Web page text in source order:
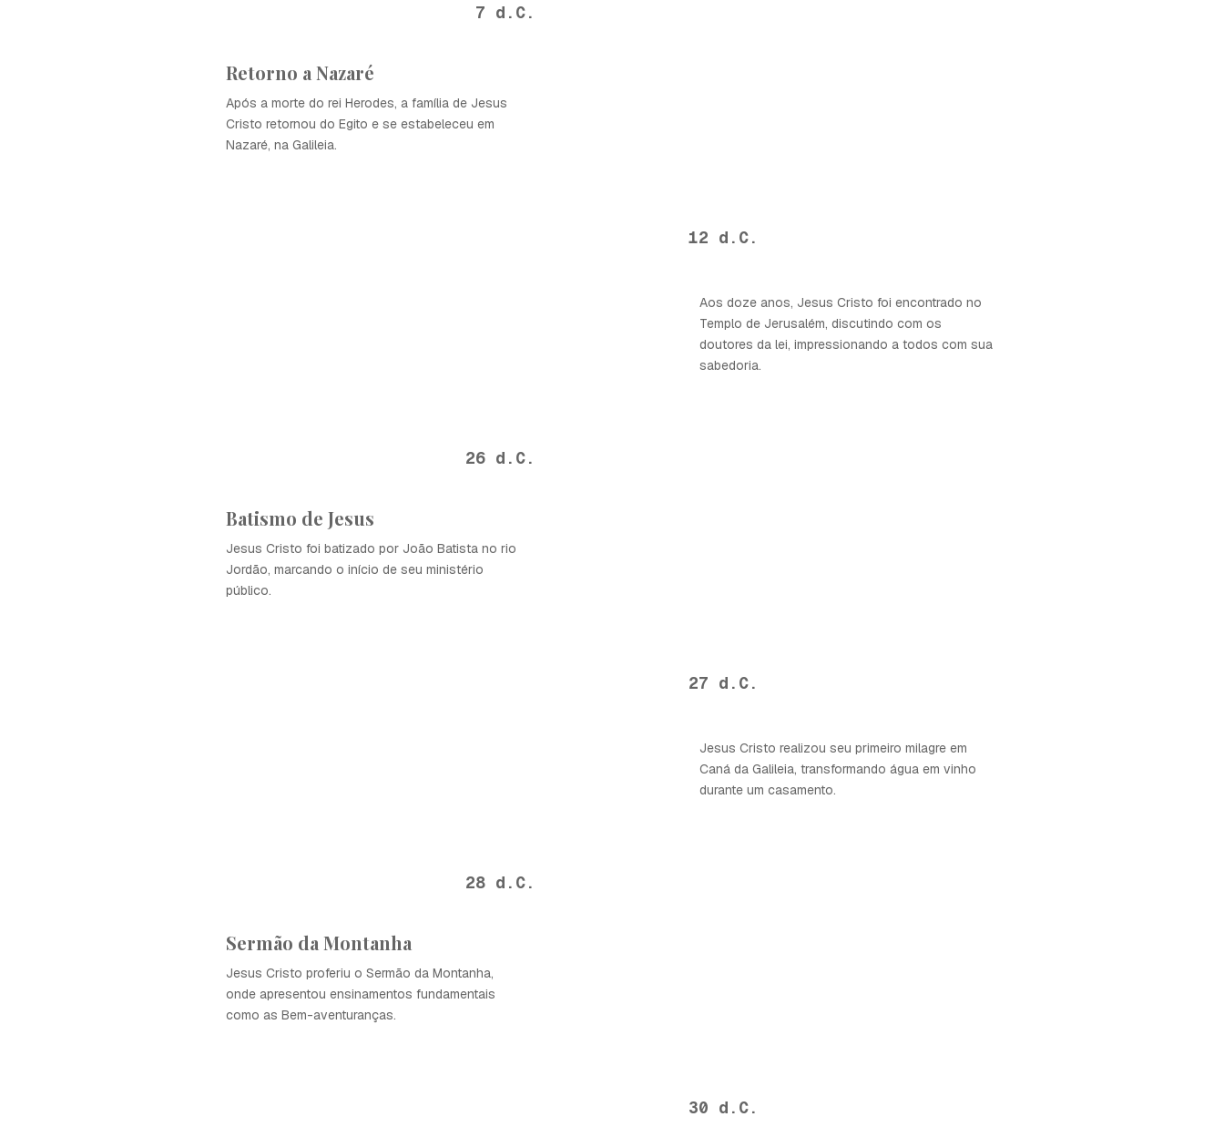
7 d.C.
Retorno a Nazaré
Após a morte do rei Herodes, a família de Jesus
Cristo retornou do Egito e se estabeleceu em
Nazaré, na Galileia.
12 d.C.
Aos doze anos, Jesus Cristo foi encontrado no
Templo de Jerusalém, discutindo com os
doutores da lei, impressionando a todos com sua
sabedoria.
26 d.C.
Batismo de Jesus
Jesus Cristo foi batizado por João Batista no rio
Jordão, marcando o início de seu ministério
público.
27 d.C.
Jesus Cristo realizou seu primeiro milagre em
Caná da Galileia, transformando água em vinho
durante um casamento.
28 d.C.
Sermão da Montanha
Jesus Cristo proferiu o Sermão da Montanha,
onde apresentou ensinamentos fundamentais
como as Bem-aventuranças.
30 d.C.